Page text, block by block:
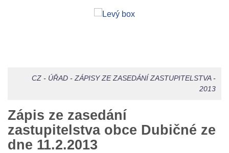
CZ- ÚŘAD- ZÁPISY ZE ZASEDÁNÍ ZASTUPITELSTVA-
2013
Zápis ze zasedání
zastupitelstva obce Dubičné ze
dne 11.2.2013